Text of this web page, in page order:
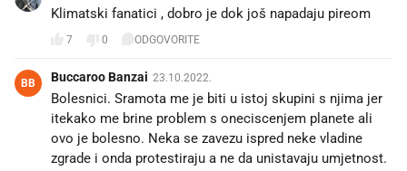
Klimatski fanatici , dobro je dok još napadaju pireom
7 0 ODGOVORITE
BB Buccaroo Banzai 23.10.2022.
Bolesnici. Sramota me je biti u istoj skupini s njima jer
itekako me brine problem s oneciscenjem planete ali
ovo je bolesno. Neka se zavezu ispred neke vladine
zgrade i onda protestiraju a ne da unistavaju umjetnost.